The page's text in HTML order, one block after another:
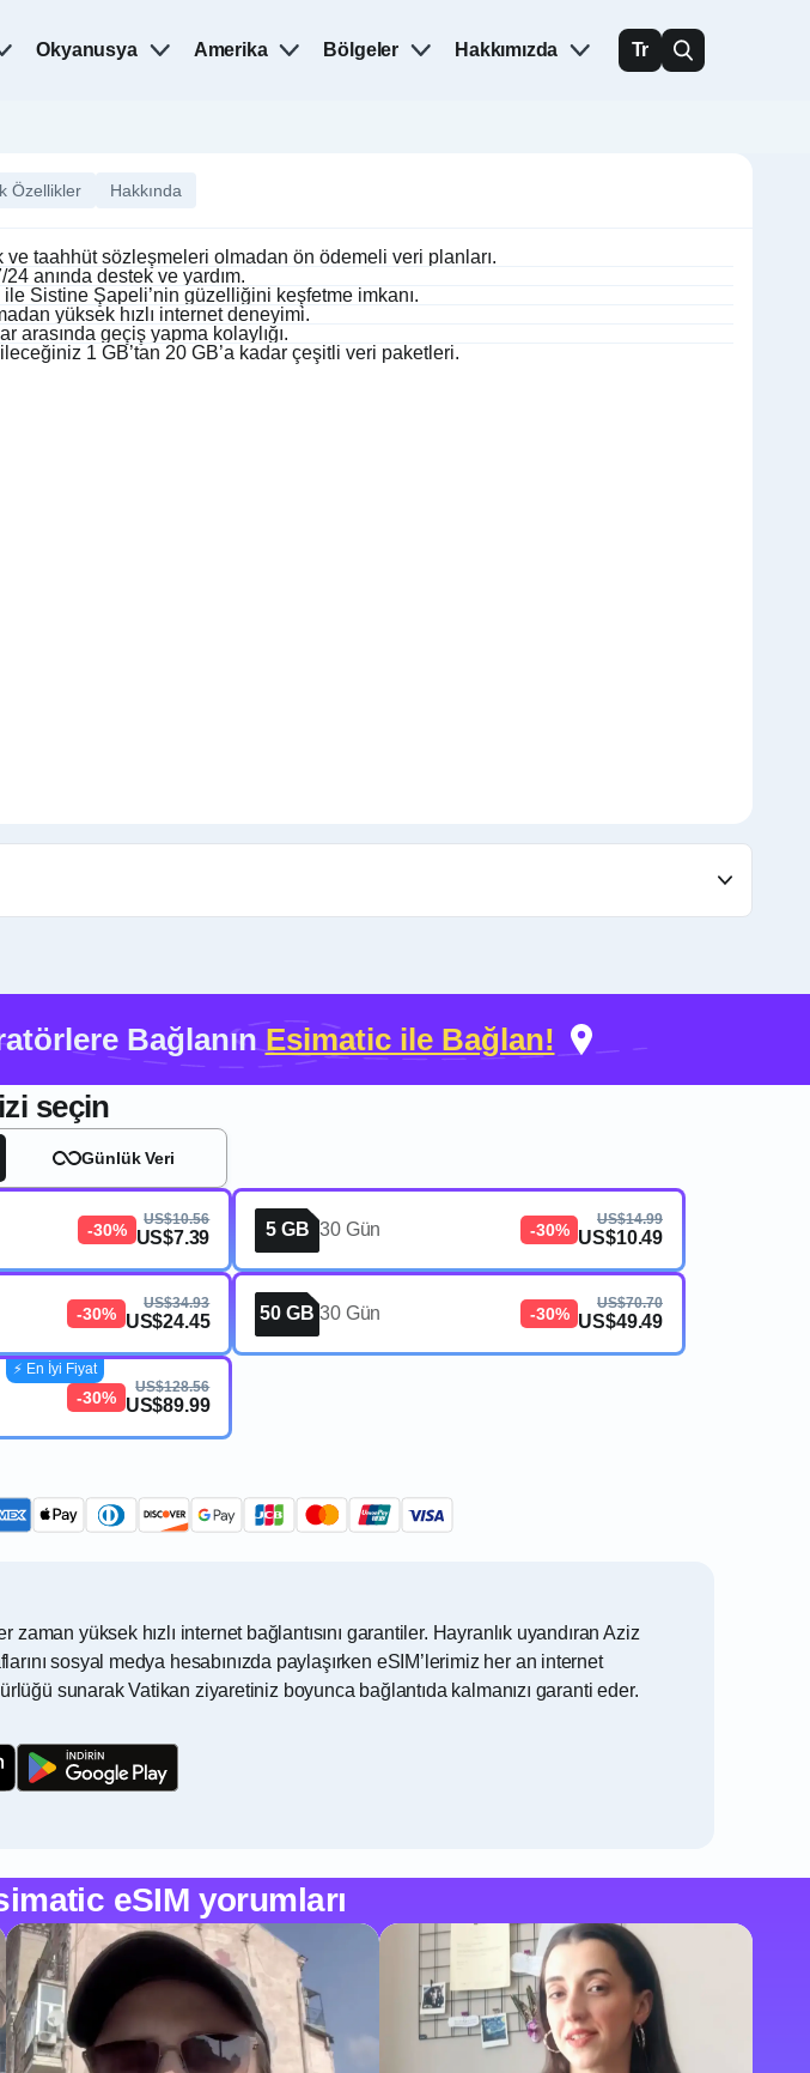
Okyanusya Amerika Bölgeler Hakkımızda Tr
Özellikler Hakkında
taahhüt sözleşmeleri olmadan ön ödemeli veri planları.
anında destek ve yardım.
Sistine Şapeli’nin güzelliğini keşfetme imkanı.
yüksek hızlı internet deneyimi.
arasında geçiş yapma kolaylığı.
1 GB’tan 20 GB’a kadar çeşitli veri paketleri.
BağlanınEsimatic ile Bağlan!
seçin
Günlük Veri
-30%
US$10.56
US$7.39 5 GB 30 Gün -30%
US$14.99
US$10.49
-30%
US$34.93
US$24.45 50 GB 30 Gün -30%
US$70.70
US$49.49
-30%
US$128.56
US$89.99
⚡️ En İyi Fiyat
yüksek hızlı internet bağlantısını garantiler. Hayranlık uyandıran Aziz
sosyal medya hesabınızda paylaşırken eSIM’lerimiz her an internet
sunarak Vatikan ziyaretiniz boyunca bağlantıda kalmanızı garanti eder.
eSIM yorumları